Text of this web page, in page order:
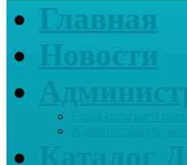
Главная
Новости